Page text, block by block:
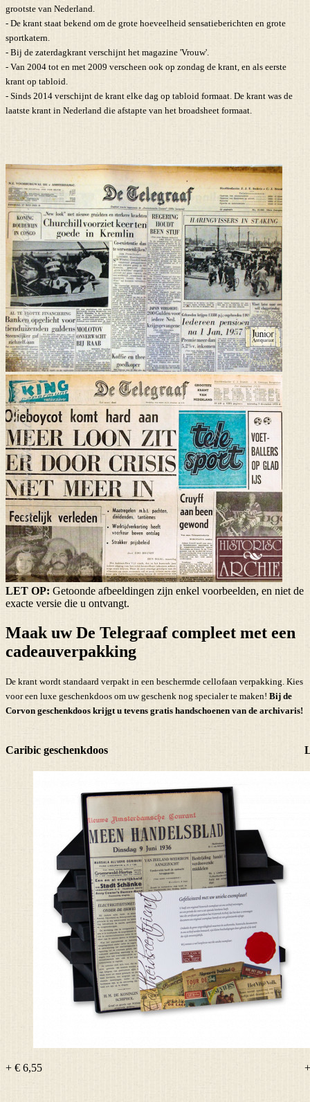
grootste van Nederland.
- De krant staat bekend om de grote hoeveelheid sensatieberichten en grote
sportkatern.
- Bij de zaterdagkrant verschijnt het magazine 'Vrouw'.
- Van 2004 tot en met 2009 verscheen ook op zondag de krant, en als eerste
krant op tabloid.
- Sinds 2014 verschijnt de krant elke dag op tabloid formaat. De krant was de
laatste krant in Nederland die afstapte van het broadsheet formaat.
LET OP: Getoonde afbeeldingen zijn enkel voorbeelden, en niet de
exacte versie die u ontvangt.
Maak uw De Telegraaf compleet met een
cadeauverpakking
De krant wordt standaard verpakt in een beschermde cellofaan verpakking. Kies
voor een luxe geschenkdoos om uw geschenk nog specialer te maken! Bij de
Corvon geschenkdoos krijgt u tevens gratis handschoenen van de archivaris!
Caribic geschenkdoos
+ € 6,55